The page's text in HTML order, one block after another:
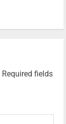
Required fields